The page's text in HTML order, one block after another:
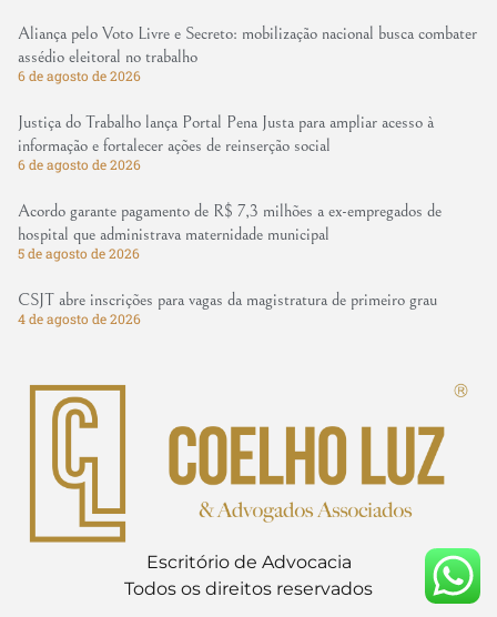
Aliança pelo Voto Livre e Secreto: mobilização nacional busca combater
assédio eleitoral no trabalho
6 de agosto de 2026
Justiça do Trabalho lança Portal Pena Justa para ampliar acesso à
informação e fortalecer ações de reinserção social
6 de agosto de 2026
Acordo garante pagamento de R$ 7,3 milhões a ex-empregados de
hospital que administrava maternidade municipal
5 de agosto de 2026
CSJT abre inscrições para vagas da magistratura de primeiro grau
4 de agosto de 2026
Escritório de Advocacia
Todos os direitos reservados